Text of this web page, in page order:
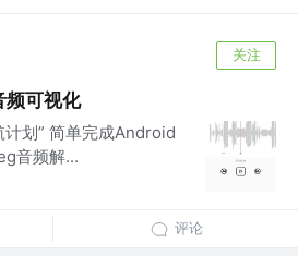
关注
可视化
计划” 简单完成Android
音频解...
评论